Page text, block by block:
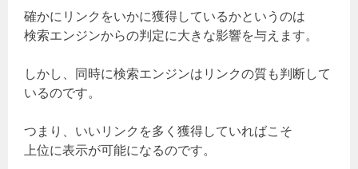
確かにリンクをいかに獲得しているかというのは
検索エンジンからの判定に大きな影響を与えます。
しかし、同時に検索エンジンはリンクの質も判断して
いるのです。
つまり、いいリンクを多く獲得していればこそ
上位に表示が可能になるのです。